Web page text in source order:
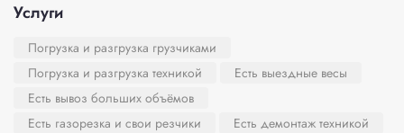
Услуги
Погрузка и разгрузка грузчиками
Погрузка и разгрузка техникой
Есть выездные весы
Есть вывоз больших объёмов
Есть газорезка и свои резчики
Есть демонтаж техникой